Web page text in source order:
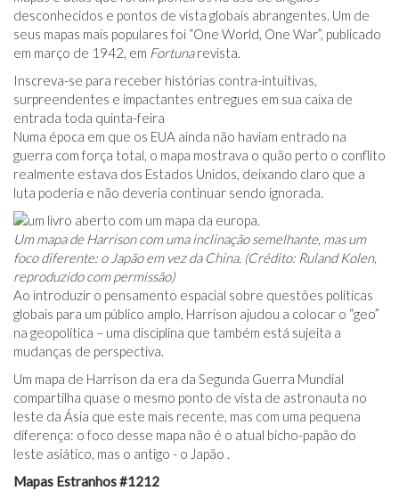
desconhecidos e pontos de vista globais abrangentes. Um de
seus mapas mais populares foi “One World, One War”, publicado
em março de 1942, em Fortunarevista.
Inscreva-se para receber histórias contra-intuitivas,
surpreendentes e impactantes entregues em sua caixa de
entrada toda quinta-feira
Numa época em que os EUA ainda não haviam entrado na
guerra com força total, o mapa mostrava o quão perto o conflito
realmente estava dos Estados Unidos, deixando claro que a
luta poderia e não deveria continuar sendo ignorada.
Um mapa de Harrison com uma inclinação semelhante, mas um
foco diferente: o Japão em vez da China. (Crédito: Ruland Kolen,
reproduzido com permissão)
Ao introduzir o pensamento espacial sobre questões políticas
globais para um público amplo, Harrison ajudou a colocar o “geo”
na geopolítica – uma disciplina que também está sujeita a
mudanças de perspectiva.
Um mapa de Harrison da era da Segunda Guerra Mundial
compartilha quase o mesmo ponto de vista de astronauta no
leste da Ásia que este mais recente, mas com uma pequena
diferença: o foco desse mapa não é o atual bicho-papão do
leste asiático, mas o antigo - o Japão .
Mapas Estranhos #1212